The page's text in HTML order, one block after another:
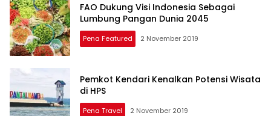
FAO Dukung Visi Indonesia Sebagai
Lumbung Pangan Dunia 2045
Pena Featured 2 November 2019
Pemkot Kendari Kenalkan Potensi Wisata
di HPS
Pena Travel 2 November 2019